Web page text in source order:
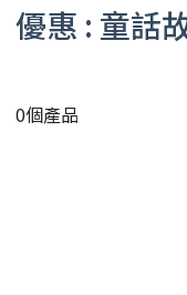
優惠 : 童話
0個產品